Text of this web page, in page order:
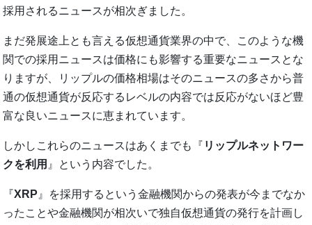
採用されるニュースが相次ぎました。
まだ発展途上とも言える仮想通貨業界の中で、このような機
関での採用ニュースは価格にも影響する重要なニュースとな
りますが、リップルの価格相場はそのニュースの多さから普
通の仮想通貨が反応するレベルの内容では反応がないほど豊
富な良いニュースに恵まれています。
しかしこれらのニュースはあくまでも『 リップルネットワー
クを利用 』という内容でした。
『XRP 』を採用するという金融機関からの発表が今までなか
ったことや金融機関が相次いで独自仮想通貨の発行を計画し